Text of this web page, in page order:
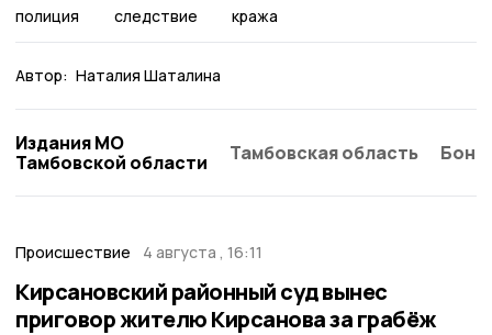
полиция следствие кража
Автор: Наталия Шаталина
Издания МО
Тамбовской области
Тамбовская область
Происшествие 4 августа , 16:11
Кирсановский районный суд вынес
приговор жителю Кирсанова за грабёж